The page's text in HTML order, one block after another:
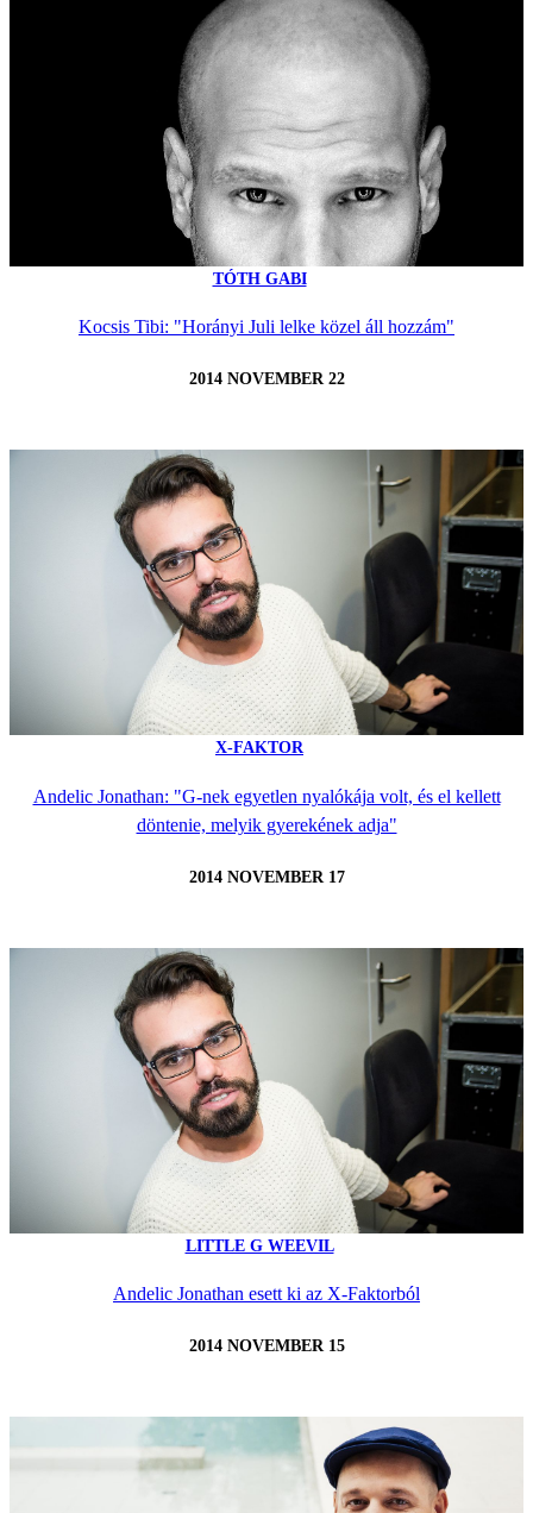
TÓTH GABI
Kocsis Tibi: "Horányi Juli lelke közel áll hozzám"
2014 NOVEMBER 22
X-FAKTOR
Andelic Jonathan: "G-nek egyetlen nyalókája volt, és el kellett
döntenie, melyik gyerekének adja"
2014 NOVEMBER 17
LITTLE G WEEVIL
Andelic Jonathan esett ki az X-Faktorból
2014 NOVEMBER 15